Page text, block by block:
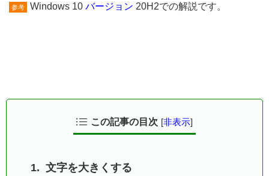
参考 Windows 10 バージョン 20H2での解説です。
この記事の目次 [非表示]
文字を大きくする